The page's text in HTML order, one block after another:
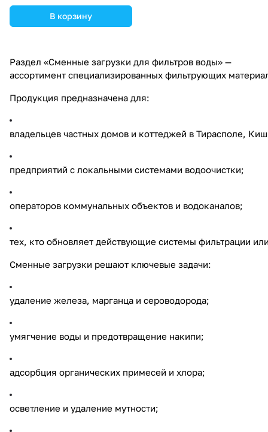
В корзину
Раздел «Сменные загрузки для фильтров воды» —
ассортимент специализированных фильтрующих
Продукция предназначена для:
владельцев частных домов и коттеджей в Тирасполе,
предприятий с локальными системами водоочистки;
операторов коммунальных объектов и водоканалов;
тех, кто обновляет действующие системы фильтрации
Сменные загрузки решают ключевые задачи:
удаление железа, марганца и сероводорода;
умягчение воды и предотвращение накипи;
адсорбция органических примесей и хлора;
осветление и удаление мутности;